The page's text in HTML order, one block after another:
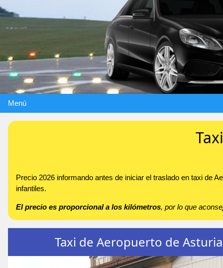
Menú
Precio 2026 informando antes de iniciar el traslado en taxi de
infantiles.
El precio es proporcional a los kilómetros, por lo que
Taxi de Aeropuerto de